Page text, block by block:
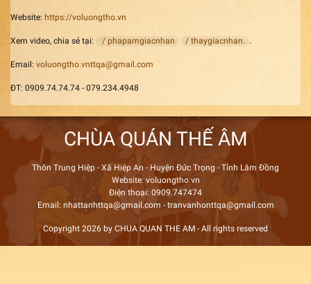
Website: https://voluongtho.vn
Xem video, chia sẻ tại: / phapamgiacnhan / thaygiacnhan. .
Email: voluongtho.vnttqa@gmail.com
ĐT: 0909.74.74.74 - 079.234.4948
CHÙA QUÁN THẾ ÂM
Thôn Trung Hiệp - Xã Hiệp An - Huyện Đức Trọng - Tỉnh Lâm Đồng
Website: voluongtho.vn
Điện thoại: 0909.747474
Email: nhattanhttqa@gmail.com - tranvanhonttqa@gmail.com
Copyright 2026 by CHUA QUAN THE AM - All rights reserved